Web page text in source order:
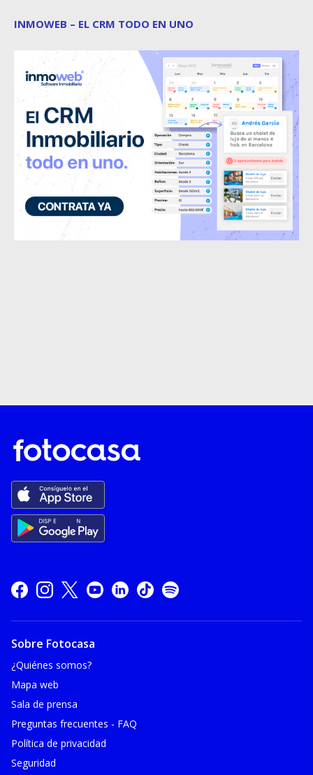
INMOWEB – EL CRM TODO EN UNO
Sobre Fotocasa
¿Quiénes somos?
Mapa web
Sala de prensa
Preguntas frecuentes - FAQ
Política de privacidad
Seguridad